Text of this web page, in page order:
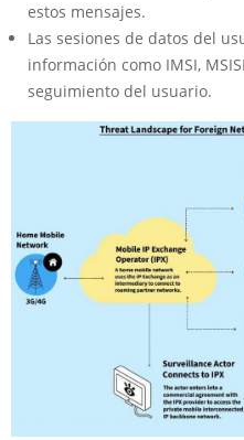
estos mensajes.
Las sesiones de datos del
información como IMSI,
seguimiento del usuario.